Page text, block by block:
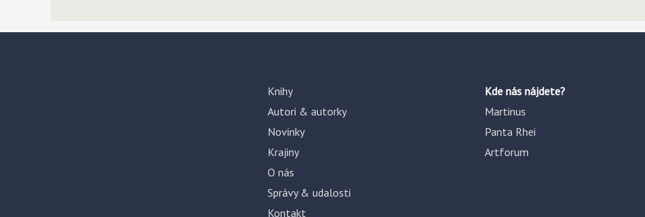
Knihy
Autori & autorky
Novinky
Krajiny
O nás
Správy & udalosti
Kontakt
Kde nás nájdete?
Martinus
Panta Rhei
Artforum